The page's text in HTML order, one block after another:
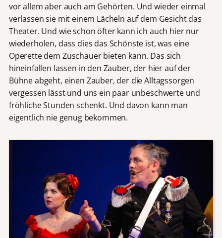
vor allem aber auch am Gehörten. Und wieder einmal
verlassen sie mit einem Lächeln auf dem Gesicht das
Theater. Und wie schon öfter kann ich auch hier nur
wiederholen, dass dies das Schönste ist, was eine
Operette dem Zuschauer bieten kann. Das sich
hineinfallen lassen in den Zauber, der hier auf der
Bühne abgeht, einen Zauber, der die Alltagssorgen
vergessen lässt und uns ein paar unbeschwerte und
fröhliche Stunden schenkt. Und davon kann man
eigentlich nie genug bekommen.